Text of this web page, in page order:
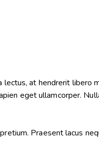
at hendrerit libero
eget ullamcorper.
Praesent lacus